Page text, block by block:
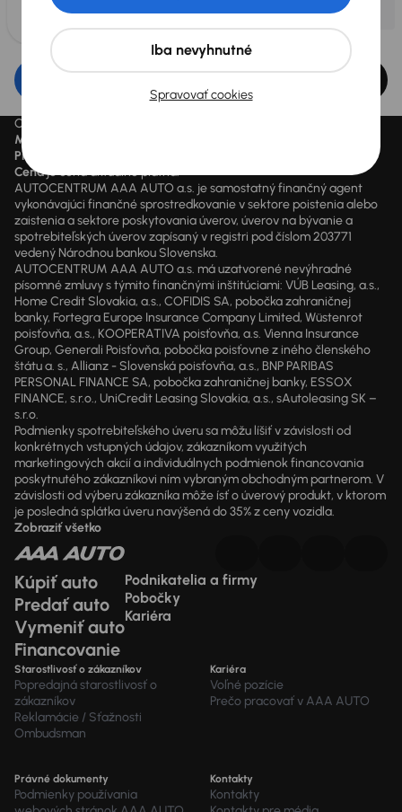
Ceny sú vrátane DPH pokiaľ nie je uvedené inak.
Mesačne od
Preškrtnutý cenový údaj
Cenaje cena aktuálne platná.
AUTOCENTRUM AAA AUTO a.s. je samostatný finančný agent
vykonávajúci finančné sprostredkovanie v sektore poistenia alebo
zaistenia a sektore poskytovania úverov, úverov na bývanie a
spotrebiteľských úverov zapísaný v registri pod číslom 203771
vedený Národnou bankou Slovenska.
AUTOCENTRUM AAA AUTO a.s. má uzatvorené nevýhradné
písomné zmluvy s týmito finančnými inštitúciami: VÚB Leasing, a.s.,
Home Credit Slovakia, a.s., COFIDIS SA, pobočka zahraničnej
banky, Fortegra Europe Insurance Company Limited, Wüstenrot
poisťovňa, a.s., KOOPERATIVA poisťovňa, a.s. Vienna Insurance
Group, Generali Poisťovňa, pobočka poisťovne z iného členského
štátu a. s., Allianz - Slovenská poisťovňa, a.s., BNP PARIBAS
PERSONAL FINANCE SA, pobočka zahraničnej banky, ESSOX
FINANCE, s.r.o., UniCredit Leasing Slovakia, a.s., sAutoleasing SK –
s.r.o.
Podmienky spotrebiteľského úveru sa môžu líšiť v závislosti od
konkrétnych vstupných údajov, zákazníkom využitých
marketingových akcií a individuálnych podmienok financovania
poskytnutého zákazníkovi ním vybraným obchodným partnerom. V
závislosti od výberu zákazníka môže ísť o úverový produkt, v ktorom
je posledná splátka úveru navýšená do 35% z ceny vozidla.
Zobraziť všetko
Kúpiť auto
Predať auto
Vymeniť auto
Financovanie
Podnikatelia a firmy
Pobočky
Kariéra
Starostlivosť o zákazníkov
Popredajná starostlivosť o
zákazníkov
Reklamácie / Sťažnosti
Ombudsman
Kariéra
Voľné pozície
Prečo pracovať v AAA AUTO
Právné dokumenty
Podmienky používania
Kontakty
Kontakty
Spravovať cookies
Iba nevyhnutné